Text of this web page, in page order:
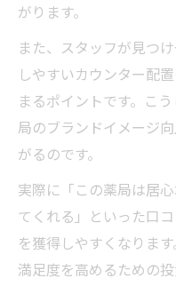
がります。
また、スタッフが見つ
しやすいカウンター配
まるポイントです。こ
局のブランドイメージ
がるのです。
実際に「この薬局は居
てくれる」といった口
を獲得しやすくなりま
満足度を高めるための投